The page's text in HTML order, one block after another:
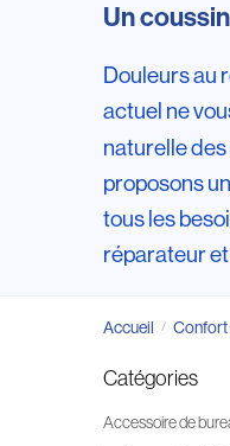
Un
Douleurs au
actuel ne
naturelle
proposons
tous les
réparateur
Accueil / Confort
Catégories
Accessoire de